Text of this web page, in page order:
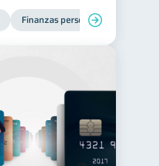
Finanzas personales